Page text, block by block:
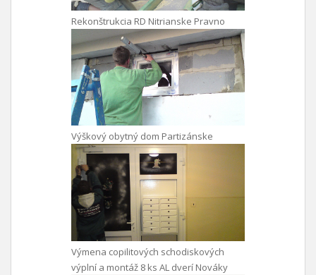
Rekonštrukcia RD Nitrianske Pravno
Výškový obytný dom Partizánske
Výmena copilitových schodiskových
výplní a montáž 8 ks AL dverí Nováky